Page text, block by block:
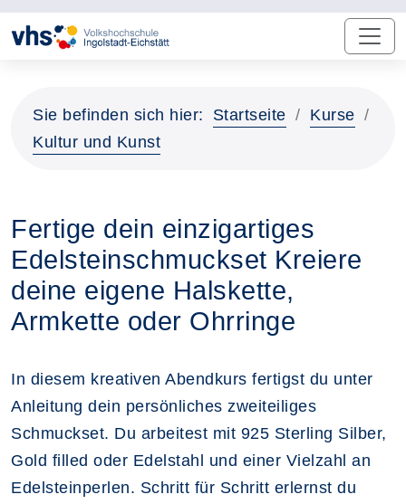
Sie befinden sich hier: Startseite
Kurse
Kultur und Kunst
Fertige dein einzigartiges
Edelsteinschmuckset Kreiere
deine eigene Halskette,
Armkette oder Ohrringe
In diesem kreativen Abendkurs fertigst du unter
Anleitung dein persönliches zweiteiliges
Schmuckset. Du arbeitest mit 925 Sterling Silber,
Gold filled oder Edelstahl und einer Vielzahl an
Edelsteinperlen. Schritt für Schritt erlernst du